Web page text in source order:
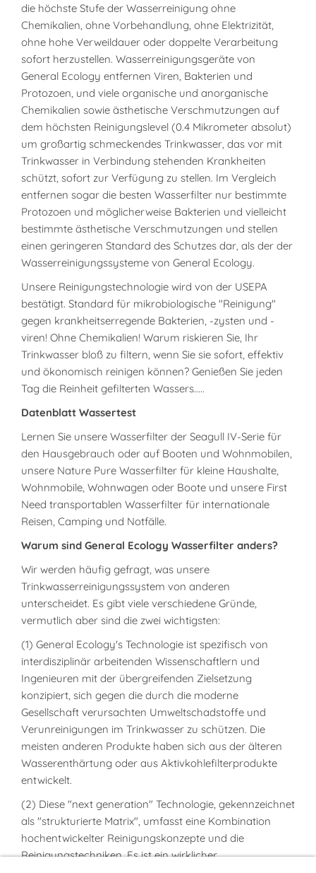
die höchste Stufe der Wasserreinigung ohne
Chemikalien, ohne Vorbehandlung, ohne Elektrizität,
ohne hohe Verweildauer oder doppelte Verarbeitung
sofort herzustellen. Wasserreinigungsgeräte von
General Ecology entfernen Viren, Bakterien und
Protozoen, und viele organische und anorganische
Chemikalien sowie ästhetische Verschmutzungen auf
dem höchsten Reinigungslevel (0.4 Mikrometer absolut)
um großartig schmeckendes Trinkwasser, das vor mit
Trinkwasser in Verbindung stehenden Krankheiten
schützt, sofort zur Verfügung zu stellen. Im Vergleich
entfernen sogar die besten Wasserfilter nur bestimmte
Protozoen und möglicherweise Bakterien und vielleicht
bestimmte ästhetische Verschmutzungen und stellen
einen geringeren Standard des Schutzes dar, als der der
Wasserreinigungssysteme von General Ecology.
Unsere Reinigungstechnologie wird von der USEPA
bestätigt. Standard für mikrobiologische "Reinigung"
gegen krankheitserregende Bakterien, -zysten und -
viren! Ohne Chemikalien! Warum riskieren Sie, Ihr
Trinkwasser bloß zu filtern, wenn Sie sie sofort, effektiv
und ökonomisch reinigen können? Genießen Sie jeden
Tag die Reinheit gefilterten Wassers.....
Datenblatt Wassertest
Lernen Sie unsere Wasserfilter der Seagull IV-Serie für
den Hausgebrauch oder auf Booten und Wohnmobilen,
unsere Nature Pure Wasserfilter für kleine Haushalte,
Wohnmobile, Wohnwagen oder Boote und unsere First
Need transportablen Wasserfilter für internationale
Reisen, Camping und Notfälle.
Warum sind General Ecology Wasserfilter anders?
Wir werden häufig gefragt, was unsere
Trinkwasserreinigungssystem von anderen
unterscheidet. Es gibt viele verschiedene Gründe,
vermutlich aber sind die zwei wichtigsten:
(1) General Ecology's Technologie ist spezifisch von
interdisziplinär arbeitenden Wissenschaftlern und
Ingenieuren mit der übergreifenden Zielsetzung
konzipiert, sich gegen die durch die moderne
Gesellschaft verursachten Umweltschadstoffe und
Verunreinigungen im Trinkwasser zu schützen. Die
meisten anderen Produkte haben sich aus der älteren
Wasserenthärtung oder aus Aktivkohlefilterprodukte
entwickelt.
(2) Diese "next generation" Technologie, gekennzeichnet
als "strukturierte Matrix", umfasst eine Kombination
hochentwickelter Reinigungskonzepte und die
Reinigungstechniken. Es ist ein wirklicher